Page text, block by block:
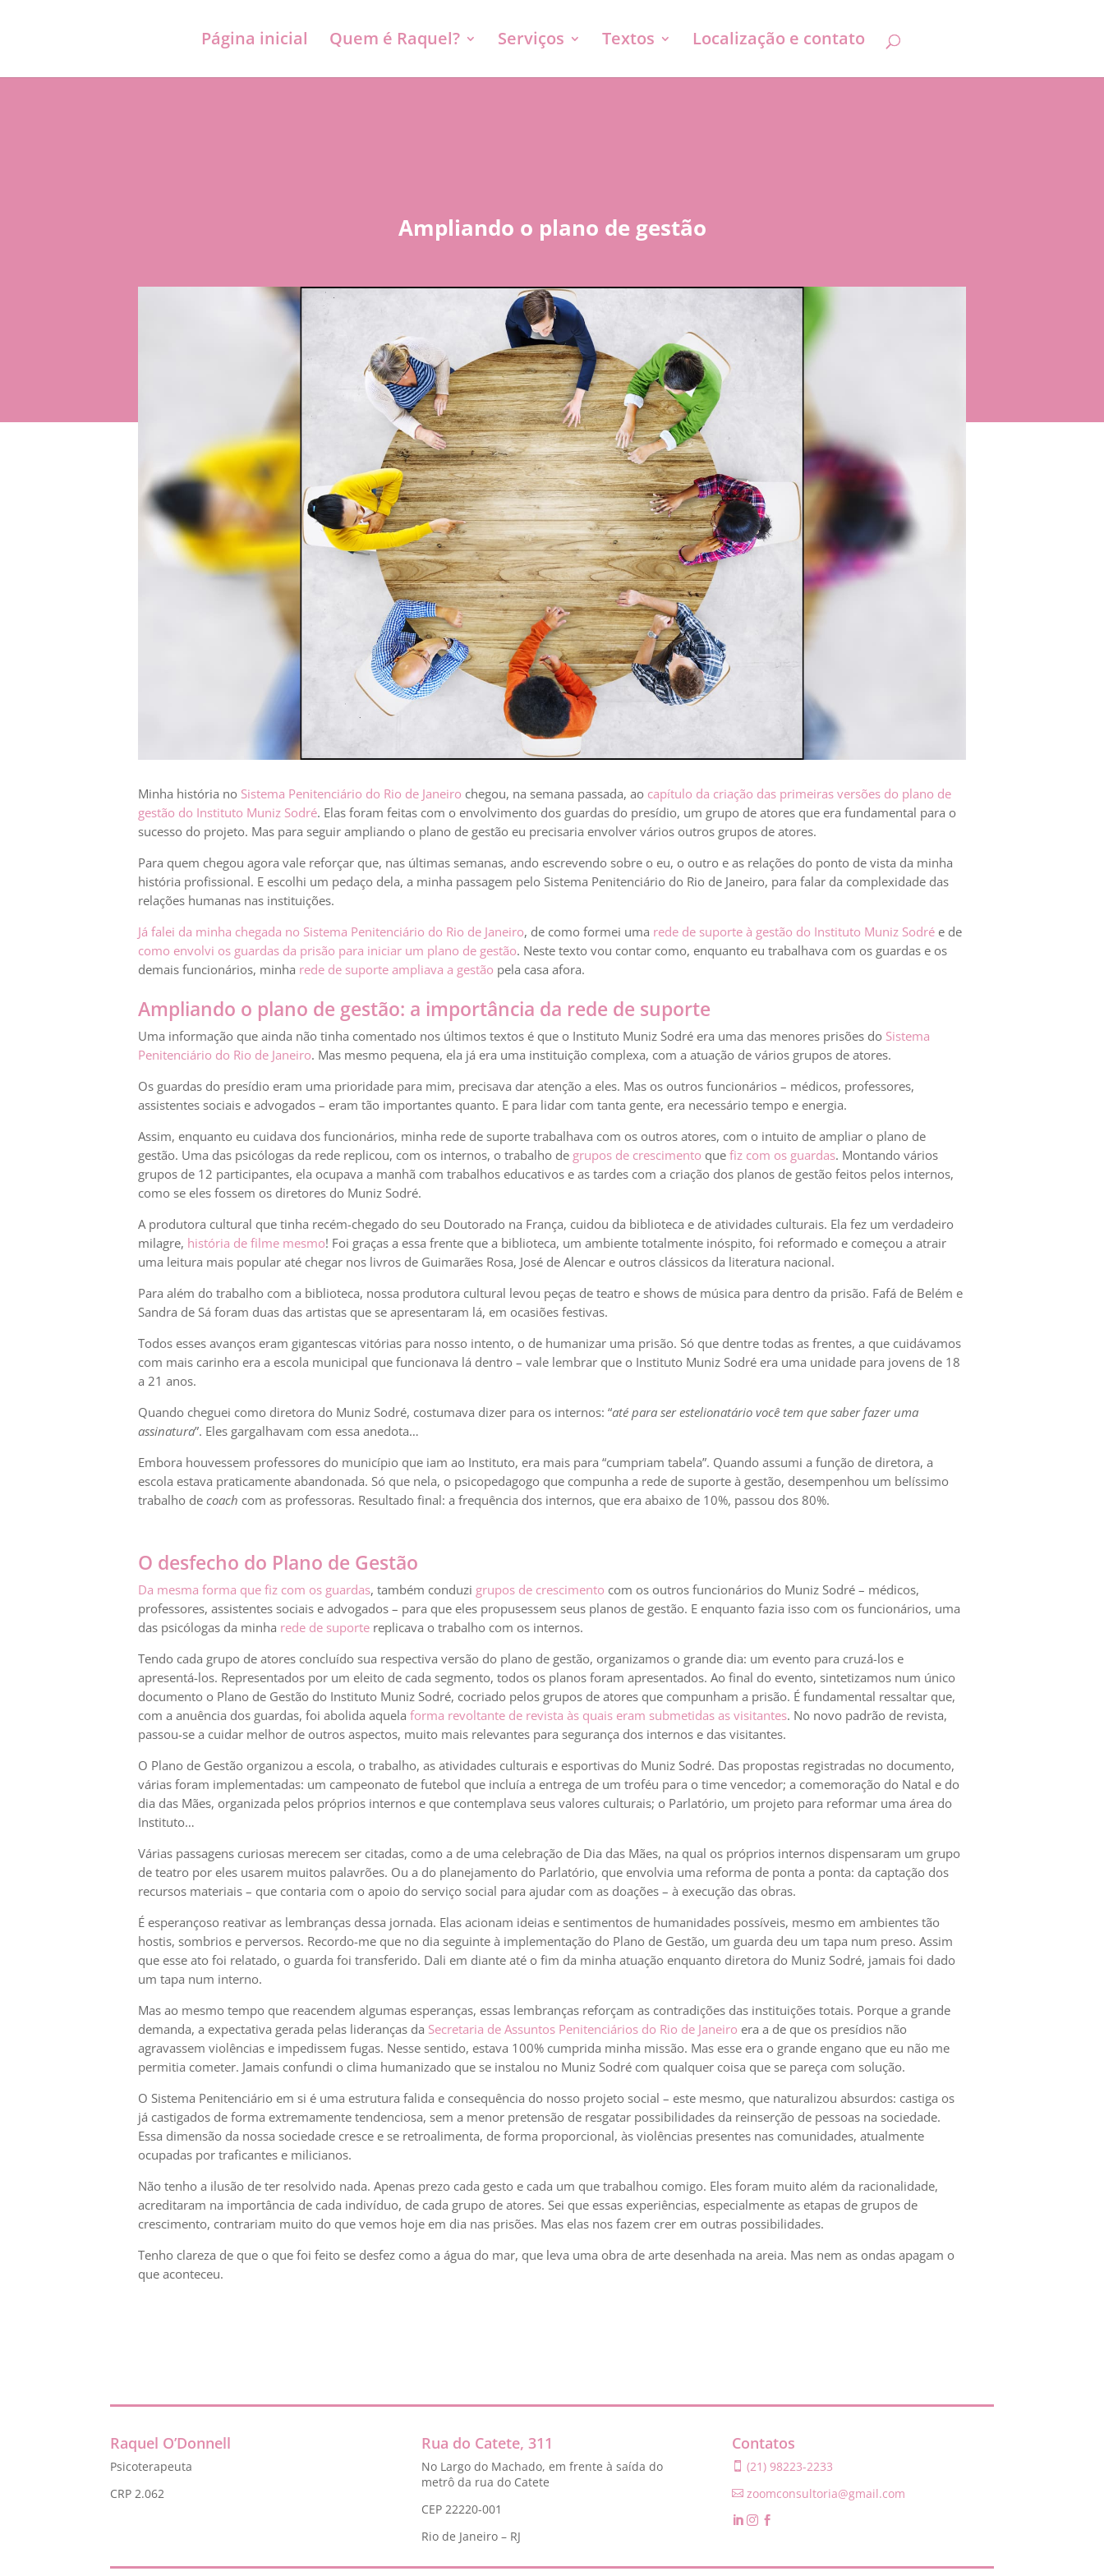
Página inicial Quem é Raquel? Serviços Textos Localização e contato
Ampliando o plano de gestão
Minha história no Sistema Penitenciário do Rio de Janeiro chegou, na semana passada, ao capítulo da criação das primeiras versões do plano de
gestão do Instituto Muniz Sodré. Elas foram feitas com o envolvimento dos guardas do presídio, um grupo de atores que era fundamental para o
sucesso do projeto. Mas para seguir ampliando o plano de gestão eu precisaria envolver vários outros grupos de atores.
Para quem chegou agora vale reforçar que, nas últimas semanas, ando escrevendo sobre o eu, o outro e as relações do ponto de vista da minha
história profissional. E escolhi um pedaço dela, a minha passagem pelo Sistema Penitenciário do Rio de Janeiro, para falar da complexidade das
relações humanas nas instituições.
Já falei da minha chegada no Sistema Penitenciário do Rio de Janeiro, de como formei uma rede de suporte à gestão do Instituto Muniz Sodré e de
como envolvi os guardas da prisão para iniciar um plano de gestão. Neste texto vou contar como, enquanto eu trabalhava com os guardas e os
demais funcionários, minha rede de suporte ampliava a gestão pela casa afora.
Ampliando o plano de gestão: a importância da rede de suporte
Uma informação que ainda não tinha comentado nos últimos textos é que o Instituto Muniz Sodré era uma das menores prisões do Sistema
Penitenciário do Rio de Janeiro. Mas mesmo pequena, ela já era uma instituição complexa, com a atuação de vários grupos de atores.
Os guardas do presídio eram uma prioridade para mim, precisava dar atenção a eles. Mas os outros funcionários – médicos, professores,
assistentes sociais e advogados – eram tão importantes quanto. E para lidar com tanta gente, era necessário tempo e energia.
Assim, enquanto eu cuidava dos funcionários, minha rede de suporte trabalhava com os outros atores, com o intuito de ampliar o plano de
gestão. Uma das psicólogas da rede replicou, com os internos, o trabalho de grupos de crescimento que fiz com os guardas. Montando vários
grupos de 12 participantes, ela ocupava a manhã com trabalhos educativos e as tardes com a criação dos planos de gestão feitos pelos internos,
como se eles fossem os diretores do Muniz Sodré.
A produtora cultural que tinha recém-chegado do seu Doutorado na França, cuidou da biblioteca e de atividades culturais. Ela fez um verdadeiro
milagre, história de filme mesmo! Foi graças a essa frente que a biblioteca, um ambiente totalmente inóspito, foi reformado e começou a atrair
uma leitura mais popular até chegar nos livros de Guimarães Rosa, José de Alencar e outros clássicos da literatura nacional.
Para além do trabalho com a biblioteca, nossa produtora cultural levou peças de teatro e shows de música para dentro da prisão. Fafá de Belém e
Sandra de Sá foram duas das artistas que se apresentaram lá, em ocasiões festivas.
Todos esses avanços eram gigantescas vitórias para nosso intento, o de humanizar uma prisão. Só que dentre todas as frentes, a que cuidávamos
com mais carinho era a escola municipal que funcionava lá dentro – vale lembrar que o Instituto Muniz Sodré era uma unidade para jovens de 18
a 21 anos.
Quando cheguei como diretora do Muniz Sodré, costumava dizer para os internos: “até para ser estelionatário você tem que saber fazer uma
assinatura”. Eles gargalhavam com essa anedota…
Embora houvessem professores do município que iam ao Instituto, era mais para “cumpriam tabela”. Quando assumi a função de diretora, a
escola estava praticamente abandonada. Só que nela, o psicopedagogo que compunha a rede de suporte à gestão, desempenhou um belíssimo
trabalho de coach com as professoras. Resultado final: a frequência dos internos, que era abaixo de 10%, passou dos 80%.
O desfecho do Plano de Gestão
Da mesma forma que fiz com os guardas, também conduzi grupos de crescimento com os outros funcionários do Muniz Sodré – médicos,
professores, assistentes sociais e advogados – para que eles propusessem seus planos de gestão. E enquanto fazia isso com os funcionários, uma
das psicólogas da minha rede de suporte replicava o trabalho com os internos.
Tendo cada grupo de atores concluído sua respectiva versão do plano de gestão, organizamos o grande dia: um evento para cruzá-los e
apresentá-los. Representados por um eleito de cada segmento, todos os planos foram apresentados. Ao final do evento, sintetizamos num único
documento o Plano de Gestão do Instituto Muniz Sodré, cocriado pelos grupos de atores que compunham a prisão. É fundamental ressaltar que,
com a anuência dos guardas, foi abolida aquela forma revoltante de revista às quais eram submetidas as visitantes. No novo padrão de revista,
passou-se a cuidar melhor de outros aspectos, muito mais relevantes para segurança dos internos e das visitantes.
O Plano de Gestão organizou a escola, o trabalho, as atividades culturais e esportivas do Muniz Sodré. Das propostas registradas no documento,
várias foram implementadas: um campeonato de futebol que incluía a entrega de um troféu para o time vencedor; a comemoração do Natal e do
dia das Mães, organizada pelos próprios internos e que contemplava seus valores culturais; o Parlatório, um projeto para reformar uma área do
Instituto…
Várias passagens curiosas merecem ser citadas, como a de uma celebração de Dia das Mães, na qual os próprios internos dispensaram um grupo
de teatro por eles usarem muitos palavrões. Ou a do planejamento do Parlatório, que envolvia uma reforma de ponta a ponta: da captação dos
recursos materiais – que contaria com o apoio do serviço social para ajudar com as doações – à execução das obras.
É esperançoso reativar as lembranças dessa jornada. Elas acionam ideias e sentimentos de humanidades possíveis, mesmo em ambientes tão
hostis, sombrios e perversos. Recordo-me que no dia seguinte à implementação do Plano de Gestão, um guarda deu um tapa num preso. Assim
que esse ato foi relatado, o guarda foi transferido. Dali em diante até o fim da minha atuação enquanto diretora do Muniz Sodré, jamais foi dado
um tapa num interno.
Mas ao mesmo tempo que reacendem algumas esperanças, essas lembranças reforçam as contradições das instituições totais. Porque a grande
demanda, a expectativa gerada pelas lideranças da Secretaria de Assuntos Penitenciários do Rio de Janeiro era a de que os presídios não
agravassem violências e impedissem fugas. Nesse sentido, estava 100% cumprida minha missão. Mas esse era o grande engano que eu não me
permitia cometer. Jamais confundi o clima humanizado que se instalou no Muniz Sodré com qualquer coisa que se pareça com solução.
O Sistema Penitenciário em si é uma estrutura falida e consequência do nosso projeto social – este mesmo, que naturalizou absurdos: castiga os
já castigados de forma extremamente tendenciosa, sem a menor pretensão de resgatar possibilidades da reinserção de pessoas na sociedade.
Essa dimensão da nossa sociedade cresce e se retroalimenta, de forma proporcional, às violências presentes nas comunidades, atualmente
ocupadas por traficantes e milicianos.
Não tenho a ilusão de ter resolvido nada. Apenas prezo cada gesto e cada um que trabalhou comigo. Eles foram muito além da racionalidade,
acreditaram na importância de cada indivíduo, de cada grupo de atores. Sei que essas experiências, especialmente as etapas de grupos de
crescimento, contrariam muito do que vemos hoje em dia nas prisões. Mas elas nos fazem crer em outras possibilidades.
Tenho clareza de que o que foi feito se desfez como a água do mar, que leva uma obra de arte desenhada na areia. Mas nem as ondas apagam o
que aconteceu.
Raquel O’Donnell
Psicoterapeuta
CRP 2.062
Rua do Catete, 311
No Largo do Machado, em frente à saída do
metrô da rua do Catete
CEP 22220-001
Rio de Janeiro – RJ
Contatos
 (21) 98223-2233
 zoomconsultoria@gmail.com
  